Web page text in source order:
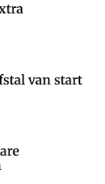
van start